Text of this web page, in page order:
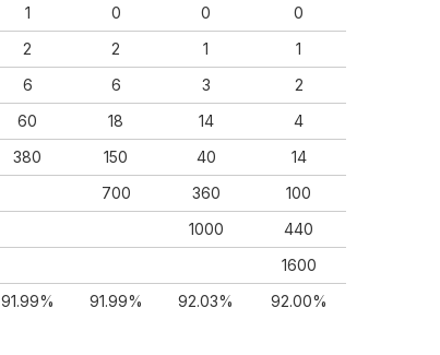
1 0 0
0
2 2 1
1
6 6 3
2
60 18 14
4
380 150 40
14
700 360
100
1000
440
1600
91.99% 91.99% 92.03% 92.00%